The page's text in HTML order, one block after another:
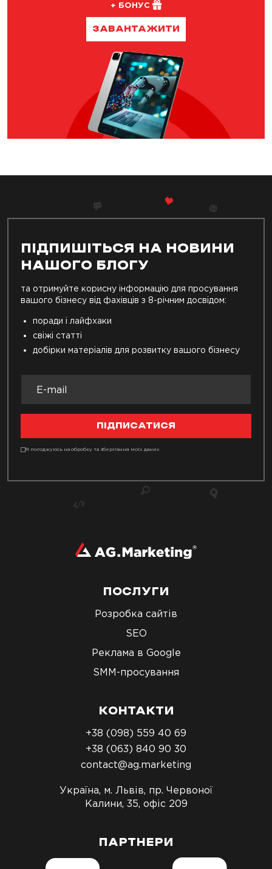
+ БОНУС
ЗАВАНТАЖИТИ
ПІДПИШІТЬСЯ НА НОВИНИ
НАШОГО БЛОГУ
та отримуйте корисну інформацію для просування
вашого бізнесу від фахівців з 8-річним досвідом:
поради і лайфхаки
свіжі статті
добірки матеріалів для розвитку вашого бізнесу
ПІДПИСАТИСЯ
Я погоджуюсь на обробку та зберігання моїх даних
ПОСЛУГИ
Розробка сайтів
SEO
Реклама в Google
SMM-просування
КОНТАКТИ
+38 (098) 559 40 69
+38 (063) 840 90 30
contact@ag.marketing
Україна, м. Львів, пр. Червоної
Калини, 35, офіс 209
ПАРТНЕРИ